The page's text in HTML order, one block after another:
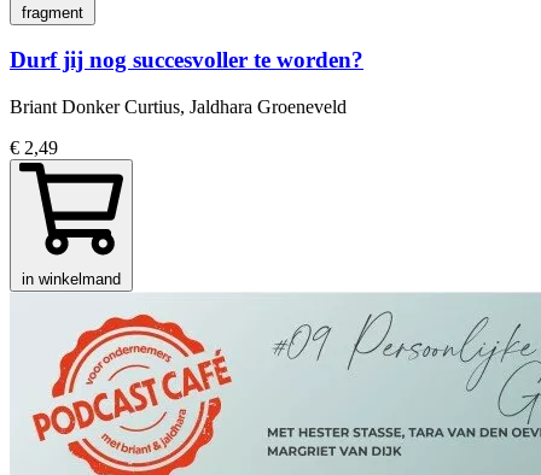
fragment
Durf jij nog succesvoller te worden?
Briant Donker Curtius, Jaldhara Groeneveld
€ 2,49
in winkelmand